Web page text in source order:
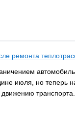
ремонта
июля, но теперь
транспорта.